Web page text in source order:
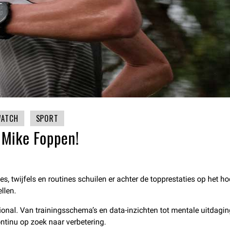
SPORT
Foppen!
twijfels en routines schuilen er achter de topprestaties op het
Van trainingsschema’s en data-inzichten tot mentale
op zoek naar verbetering.